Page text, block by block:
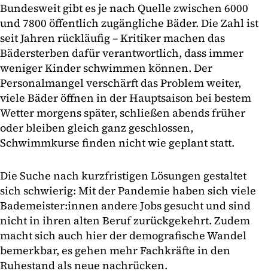
Bundesweit gibt es je nach Quelle zwischen 6000
und 7800 öffentlich zugängliche Bäder. Die Zahl ist
seit Jahren rückläufig – Kritiker machen das
Bädersterben dafür verantwortlich, dass immer
weniger Kinder schwimmen können. Der
Personalmangel verschärft das Problem weiter,
viele Bäder öffnen in der Hauptsaison bei bestem
Wetter morgens später, schließen abends früher
oder bleiben gleich ganz geschlossen,
Schwimmkurse finden nicht wie geplant statt.
Die Suche nach kurzfristigen Lösungen gestaltet
sich schwierig: Mit der Pandemie haben sich viele
Bademeister:innen andere Jobs gesucht und sind
nicht in ihren alten Beruf zurückgekehrt. Zudem
macht sich auch hier der demografische Wandel
bemerkbar, es gehen mehr Fachkräfte in den
Ruhestand als neue nachrücken.